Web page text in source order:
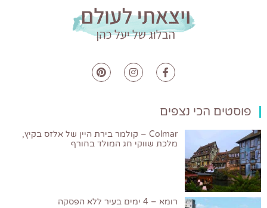
פוסטים הכי נצפים
Colmar – קולמר בירת היין של אלזס בקיץ,
מלכת שווקי חג המולד בחורף
רומא – 4 ימים בעיר ללא הפסקה